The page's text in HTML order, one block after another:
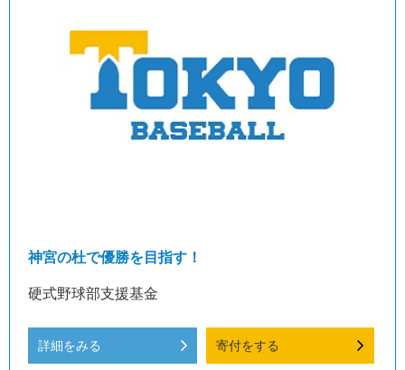
神宮の杜で優勝を目指す！
硬式野球部支援基金
詳細をみる 寄付をする